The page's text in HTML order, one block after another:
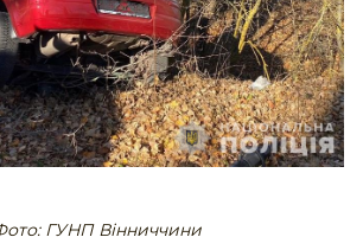
ГУНП Вінниччини